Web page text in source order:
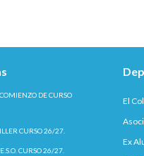
DE CURSO
CURSO 26/27.
CURSO 26/27.
El
Ex